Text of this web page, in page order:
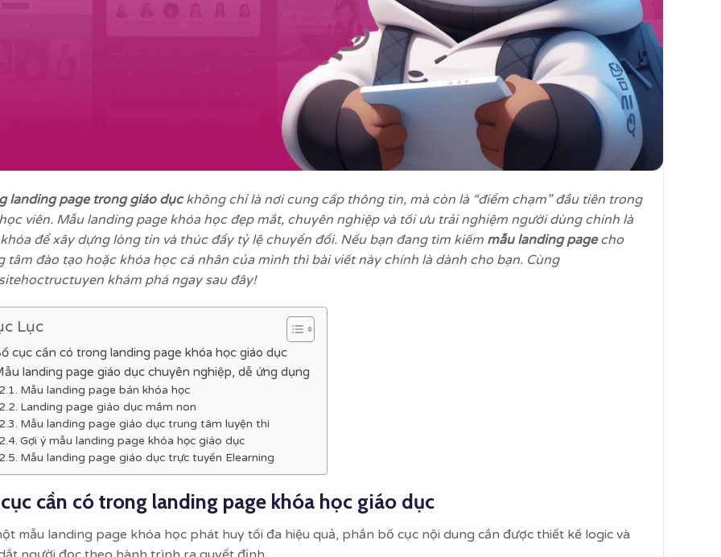
landing page trong giáo dụckhông chỉ là nơi cung cấp thông tin, mà còn là “điểm chạm” đầu tiên trong
viên. Mẫu landing page khóa học đẹp mắt, chuyên nghiệp và tối ưu trải nghiệm người dùng chính là
để xây dựng lòng tin và thúc đẩy tỷ lệ chuyển đổi. Nếu bạn đang tìm kiếm mẫu landing pagecho
tâm đào tạo hoặc khóa học cá nhân của mình thì bài viết này chính là dành cho bạn. Cùng
khám phá ngay sau đây!
Lục
cục cần có trong landing page khóa học giáo dục
landing page giáo dục chuyên nghiệp, dễ ứng dụng
Mẫu landing page bán khóa học
Landing page giáo dục mầm non
Mẫu landing page giáo dục trung tâm luyện thi
Gợi ý mẫu landing page khóa học giáo dục
Mẫu landing page giáo dục trực tuyến Elearning
cần có trong landing page khóa học giáo dục
mẫu landing page khóa học phát huy tối đa hiệu quả, phần bố cục nội dung cần được thiết kế logic và